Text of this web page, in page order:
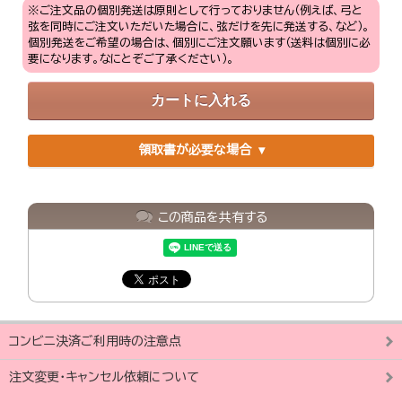
※ご注文品の個別発送は原則として行っておりません（例えば、弓と
弦を同時にご注文いただいた場合に、弦だけを先に発送する、など）。
個別発送をご希望の場合は、個別にご注文願います（送料は個別に必
要になります。なにとぞご了承ください）。
領取書が必要な場合
この商品を共有する
コンビニ決済ご利用時の注意点
注文変更・キャンセル依頼について